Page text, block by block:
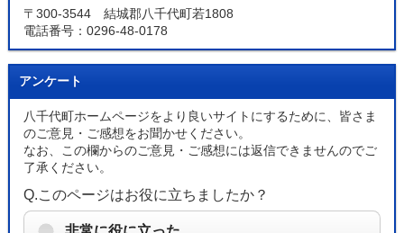
〒300-3544 結城郡八千代町若1808
電話番号：0296-48-0178
アンケート
八千代町ホームページをより良いサイトにするために、皆さま
のご意見・ご感想をお聞かせください。
なお、この欄からのご意見・ご感想には返信できませんのでご
了承ください。
Q.このページはお役に立ちましたか？